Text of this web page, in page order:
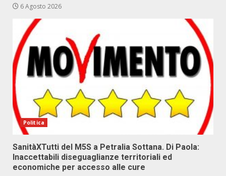
6 Agosto 2026
Politica
SanitàXTutti del M5S a Petralia Sottana. Di Paola:
Inaccettabili diseguaglianze territoriali ed
economiche per accesso alle cure